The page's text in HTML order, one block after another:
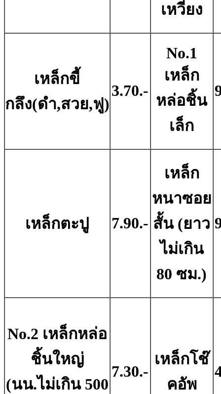
เหวี่ยง
เหล็กขี้
กลึง(ดำ,สวย,ฟู)
3.70.-
No.1
เหล็ก
หล่อชิ้น
เล็ก
เหล็กตะปู 7.90.-
เหล็ก
หนาซอย
สั้น (ยาว
ไม่เกิน
80 ซม.)
No.2 เหล็กหล่อ
ชิ้นใหญ่
(นน.ไม่เกิน 500
7.30.-
เหล็กโช๊
คอัพ